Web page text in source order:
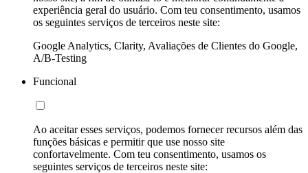
experiência geral do usuário. Com teu consentimento, usamos
os seguintes serviços de terceiros neste site:
Google Analytics, Clarity, Avaliações de Clientes do Google,
A/B-Testing
Funcional
Ao aceitar esses serviços, podemos fornecer recursos além das
funções básicas e permitir que use nosso site
confortavelmente. Com teu consentimento, usamos os
seguintes serviços de terceiros neste site: